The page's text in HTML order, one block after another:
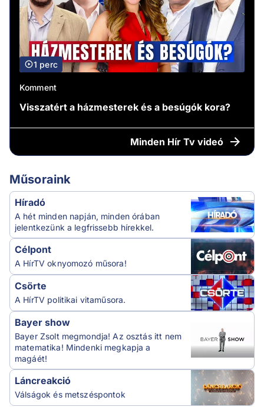
1 perc
Komment
Visszatért a házmesterek és a besúgók kora?
Minden Hír Tv videó
Műsoraink
Híradó
A hét minden napján, minden órában
jelentkezünk a legfrissebb hírekkel.
Célpont
A HírTV oknyomozó műsora!
Csörte
A HírTV politikai vitaműsora.
Bayer show
Bayer Zsolt megmondja! Az osztás itt nem
matematika! Mindenki megkapja a
magáét!
Láncreakció
Válságok és metszéspontok